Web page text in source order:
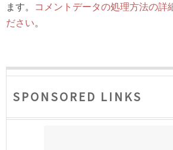
ます。 コメントデータの処理方法の詳
ださい。
SPONSORED LINKS